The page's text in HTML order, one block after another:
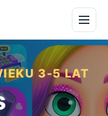
3-5 LAT